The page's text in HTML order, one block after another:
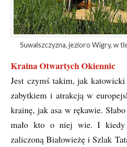
Suwalszczyzna, jezioro Wigry, w
Kraina Otwartych Okiennic
Jest czymś takim, jak
zabytkiem i atrakcją w
krainę, jak asa w rękawie.
mało kto o niej wie. I
zaliczoną Białowieżę i Szlak